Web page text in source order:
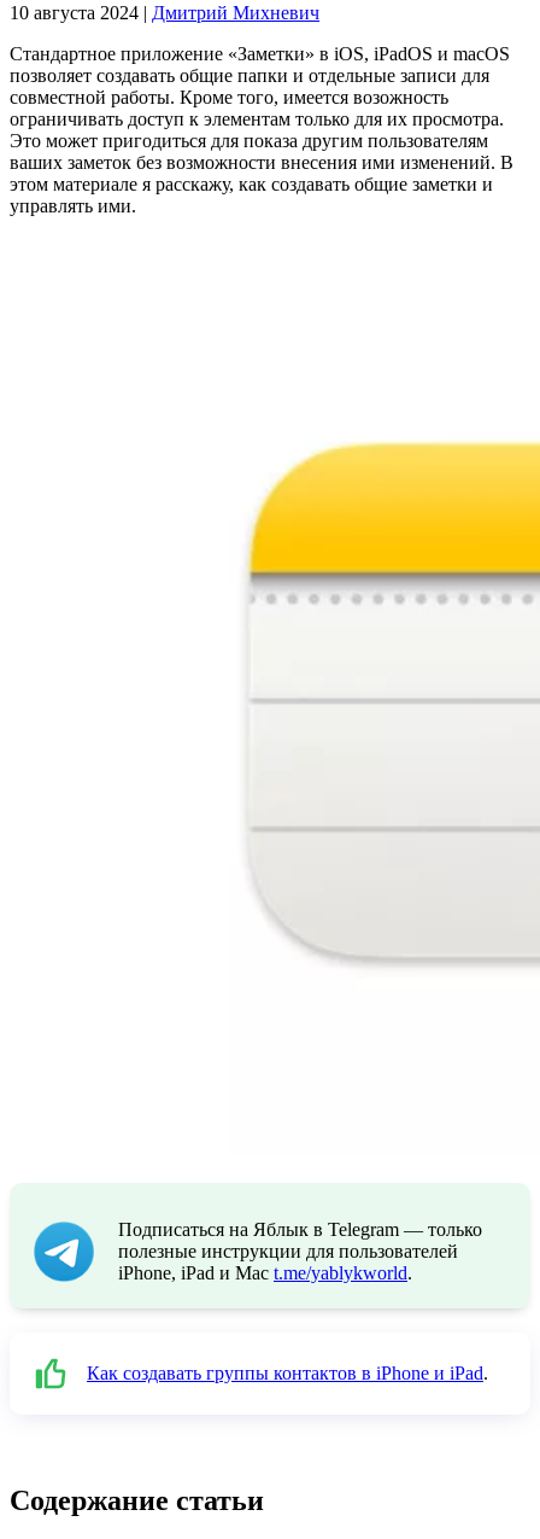
10 августа 2024 | Дмитрий Михневич
Стандартное приложение «Заметки» в iOS, iPadOS и macOS
позволяет создавать общие папки и отдельные записи для
совместной работы. Кроме того, имеется возожность
ограничивать доступ к элементам только для их просмотра.
Это может пригодиться для показа другим пользователям
ваших заметок без возможности внесения ими изменений. В
этом материале я расскажу, как создавать общие заметки и
управлять ими.
Подписаться на Яблык в Telegram — только
полезные инструкции для пользователей
iPhone, iPad и Mac t.me/yablykworld.
Как создавать группы контактов в iPhone и iPad.
Содержание статьи